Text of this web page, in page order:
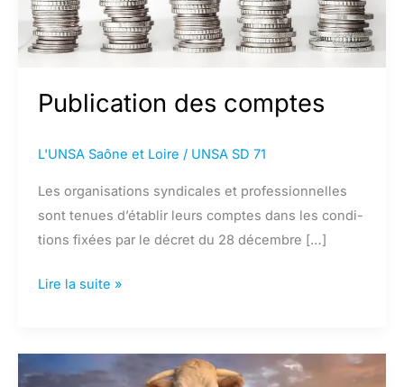
Publication des comptes
L'UNSA Saône et Loire / UNSA SD 71
Les orga­ni­sa­tions syn­di­ca­les et pro­fes­sion­nel­les
sont tenues d’établir leurs comp­tes dans les condi­
tions fixées par le décret du 28 ­dé­cem­bre […]
Publication
Lire la suite »